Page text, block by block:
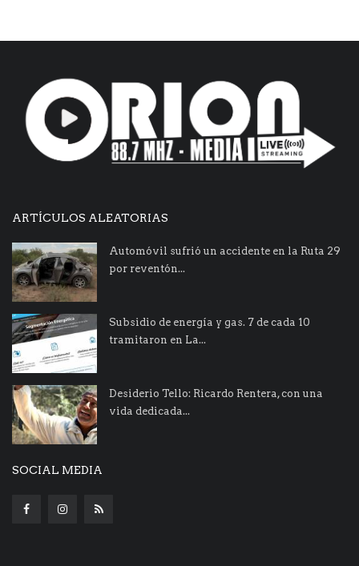
ARTÍCULOS ALEATORIAS
Automóvil sufrió un accidente en la Ruta 29
por reventón...
Subsidio de energía y gas. 7 de cada 10
tramitaron en La...
Desiderio Tello: Ricardo Rentera, con una
vida dedicada...
SOCIAL MEDIA